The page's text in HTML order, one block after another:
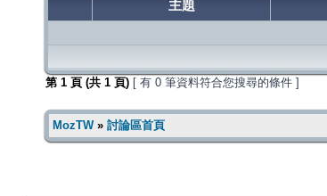
主題
第 1 頁 (共 1 頁) [ 有 0 筆資料符合您搜尋的條件 ]
MozTW» 討論區首頁